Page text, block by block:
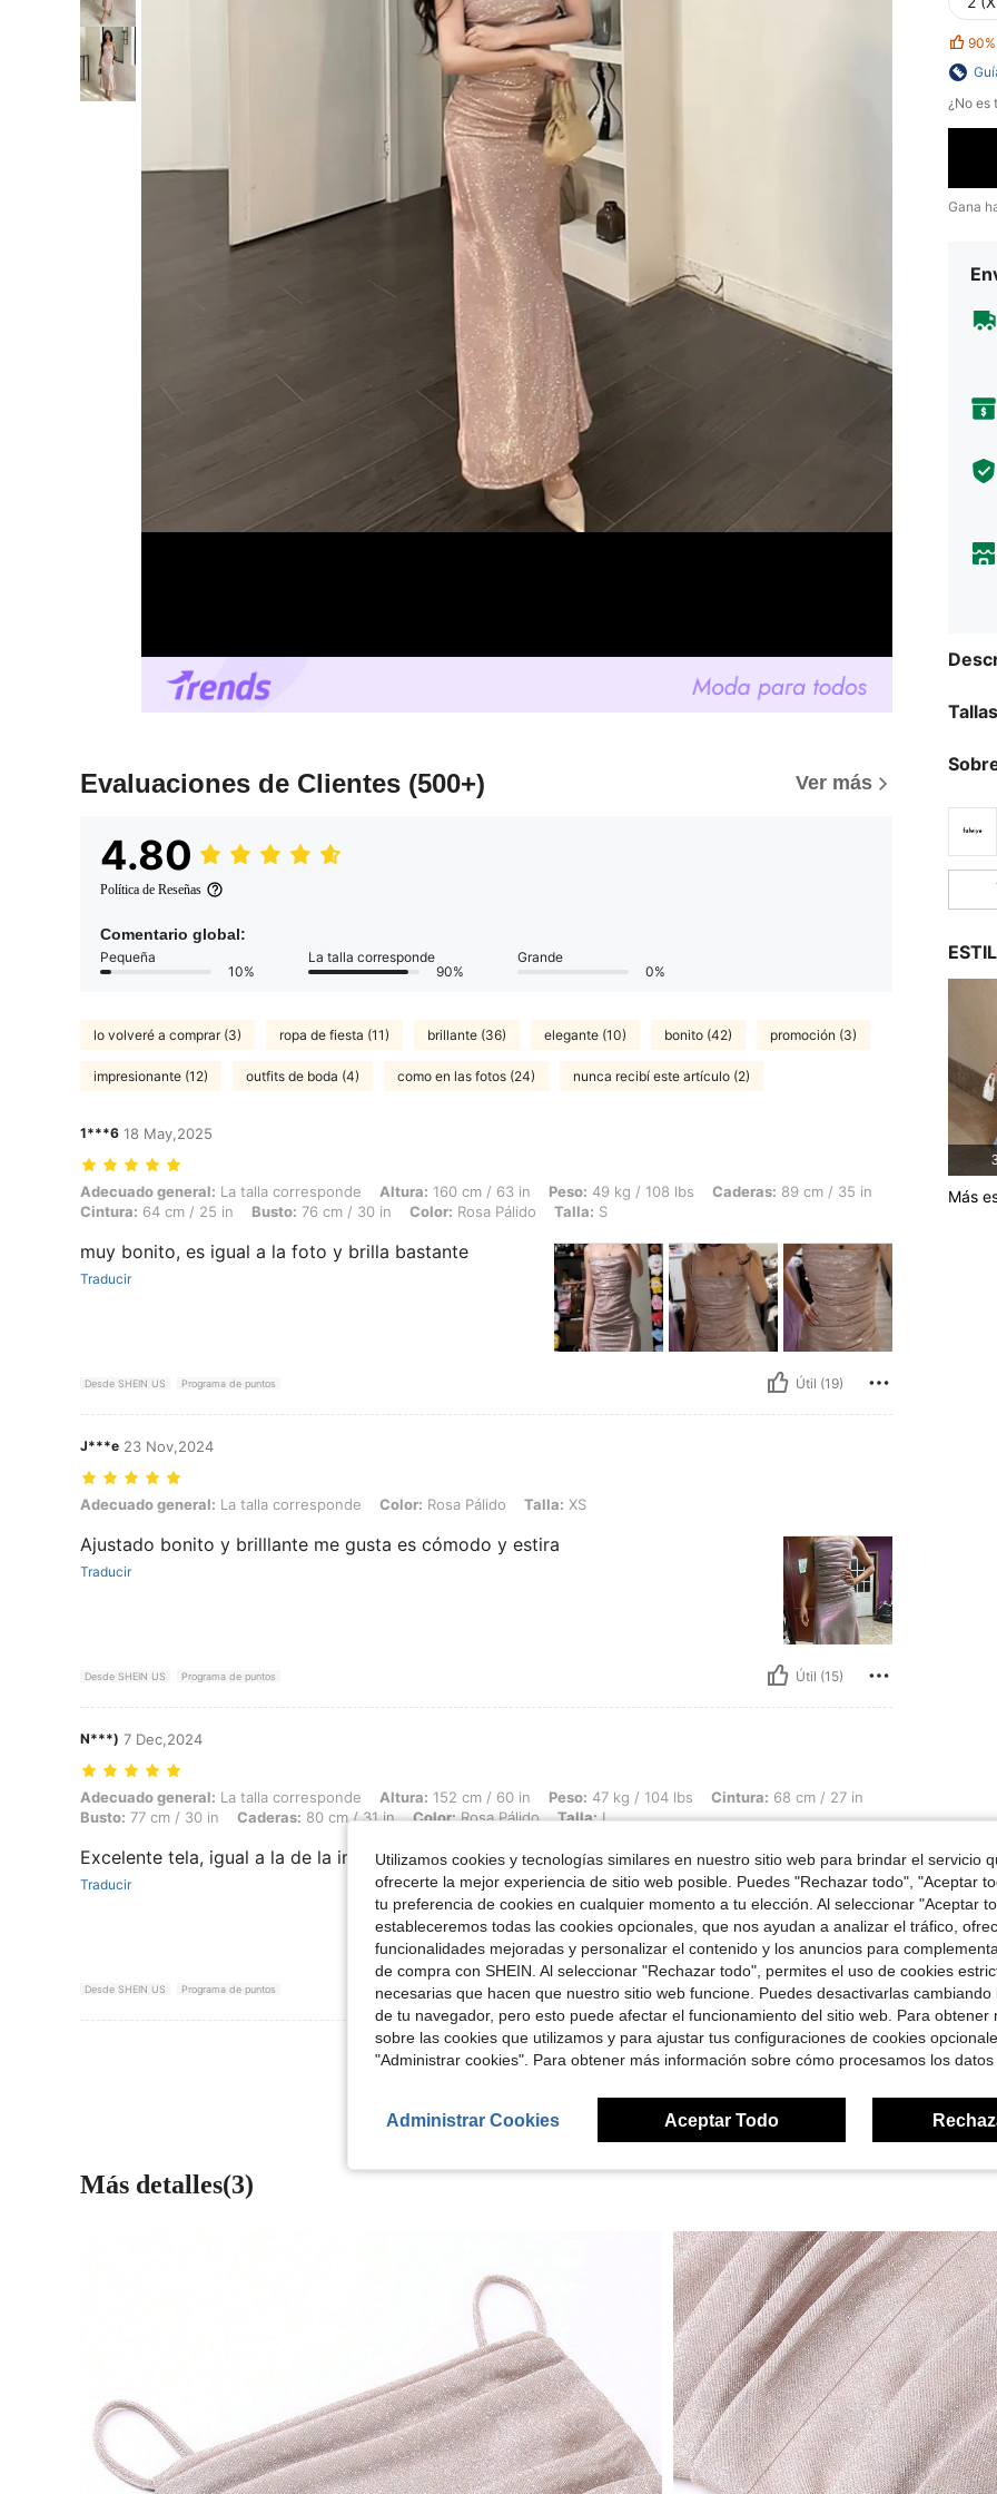
Evaluaciones de Clientes (500+) Ver más
4.80
Política de Reseñas
Comentario global:
Pequeña
10%
La talla corresponde
90%
Grande
0%
lo volveré a comprar (3) ropa de fiesta (11) brillante (36) elegante (10) bonito (42) promoción (3)
impresionante (12) outfits de boda (4) como en las fotos (24) nunca recibí este artículo (2)
1***6 18 May,2025
Adecuado general: La talla corresponde, Altura: 160 cm / 63 in, Peso: 49 kg / 108 lbs, Caderas: 89 cm / 35 in, Cintura: 64 cm / 25 in, Busto: 76 cm / 30
Adecuado general: La talla corresponde Altura: 160 cm / 63 in Peso: 49 kg / 108 lbs Caderas: 89 cm / 35 in
Cintura: 64 cm / 25 in Busto: 76 cm / 30 in Color: Rosa Pálido Talla: S
muy bonito, es igual a la foto y brilla bastante
Traducir
Desde SHEIN US Programa de puntos Útil (19)
J***e 23 Nov,2024
Adecuado general: La talla corresponde, Color: Rosa Pálido, Talla: XS
Adecuado general: La talla corresponde Color: Rosa Pálido Talla: XS
Ajustado bonito y brilllante me gusta es cómodo y estira
Traducir
Desde SHEIN US Programa de puntos Útil (15)
N***) 7 Dec,2024
Adecuado general: La talla corresponde, Altura: 152 cm / 60 in, Peso: 47 kg / 104 lbs, Cintura: 68 cm / 27 in, Busto: 77 cm / 30 in, Caderas: 80 cm / 31
Adecuado general: La talla corresponde Altura: 152 cm / 60 in Peso: 47 kg / 104 lbs Cintura: 68 cm / 27 in
Busto: 77 cm / 30 in Caderas: 80 cm / 31 in Color:Rosa Pálido Talla:L
Excelente tela, igual a la de la imagen, muy lindo, me encanta
Traducir
Desde SHEIN US Programa de puntos Útil (7)
Ver Más Reseñas
90%
¿No es
Gana
Más
Más detalles(3)
Utilizamos cookies y tecnologías similares en nuestro sitio web para brindar el servicio
ofrecerte la mejor experiencia de sitio web posible. Puedes "Rechazar todo", "Aceptar
tu preferencia de cookies en cualquier momento a tu elección. Al seleccionar "Aceptar
estableceremos todas las cookies opcionales, que nos ayudan a analizar el tráfico,
funcionalidades mejoradas y personalizar el contenido y los anuncios para
de compra con SHEIN. Al seleccionar "Rechazar todo", permites el uso de cookies
necesarias que hacen que nuestro sitio web funcione. Puedes desactivarlas cambiando
de tu navegador, pero esto puede afectar el funcionamiento del sitio web. Para obtener
sobre las cookies que utilizamos y para ajustar tus configuraciones de cookies
"Administrar cookies". Para obtener más información sobre cómo procesamos los datos
Administrar Cookies Aceptar Todo